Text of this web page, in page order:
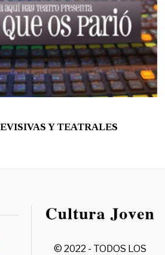
Y TEATRALES
© 2022 - TODOS LOS